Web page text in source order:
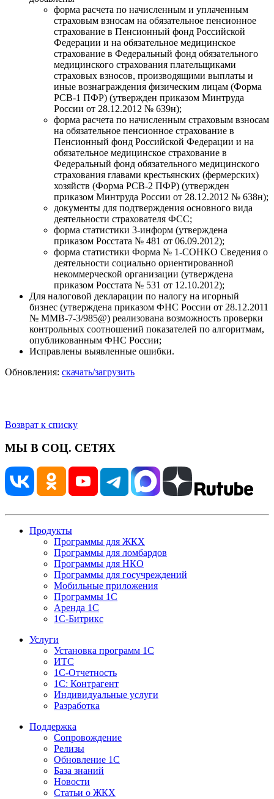
форма расчета по начисленным и уплаченным
страховым взносам на обязательное пенсионное
страхование в Пенсионный фонд Российской
Федерации и на обязательное медицинское
страхование в Федеральный фонд обязательного
медицинского страхования плательщиками
страховых взносов, производящими выплаты и
иные вознаграждения физическим лицам (Форма
РСВ-1 ПФР) (утвержден приказом Минтруда
России от 28.12.2012 № 639н);
форма расчета по начисленным страховым взносам
на обязательное пенсионное страхование в
Пенсионный фонд Российской Федерации и на
обязательное медицинское страхование в
Федеральный фонд обязательного медицинского
страхования главами крестьянских (фермерских)
хозяйств (Форма РСВ-2 ПФР) (утвержден
приказом Минтруда России от 28.12.2012 № 638н);
документы для подтверждения основного вида
деятельности страхователя ФСС;
форма статистики 3-информ (утверждена
приказом Росстата № 481 от 06.09.2012);
форма статистики Форма № 1-СОНКО Сведения о
деятельности социально ориентированной
некоммерческой организации (утверждена
приказом Росстата № 531 от 12.10.2012);
Для налоговой декларации по налогу на игорный
бизнес (утверждена приказом ФНС России от 28.12.2011
№ ММВ-7-3/985@) реализована возможность проверки
контрольных соотношений показателей по алгоритмам,
опубликованным ФНС России;
Исправлены выявленные ошибки.
Обновления: скачать/загрузить
Возврат к списку
МЫ В СОЦ. СЕТЯХ
Продукты
Программы для ЖКХ
Программы для ломбардов
Программы для НКО
Программы для госучреждений
Мобильные приложения
Программы 1С
Аренда 1С
1С-Битрикс
Услуги
Установка программ 1С
ИТС
1С-Отчетность
1С: Контрагент
Индивидуальные услуги
Разработка
Поддержка
Сопровождение
Релизы
Обновление 1С
База знаний
Новости
Статьи о ЖКХ